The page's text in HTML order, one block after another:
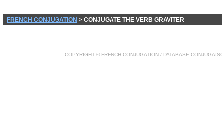
FRENCH CONJUGATION > CONJUGATE THE VERB GRAVITER
COPYRIGHT © FRENCH CONJUGATION / DATABASE